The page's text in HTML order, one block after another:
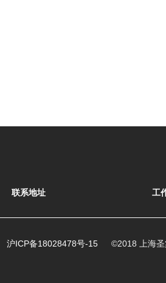
联系地址 工
沪ICP备18028478号-15 ©2018 上海圣